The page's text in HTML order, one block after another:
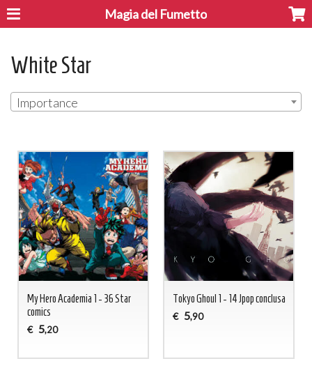
Magia del Fumetto
White Star
Importance
My Hero Academia 1 - 36 Star
comics
€ 5,20
Tokyo Ghoul 1 - 14 Jpop conclusa
€ 5,90